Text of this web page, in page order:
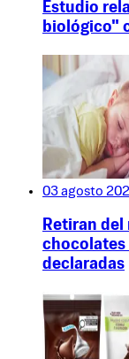
Estudio
biológico"
03 agosto
Retiran del
chocolates
declaradas